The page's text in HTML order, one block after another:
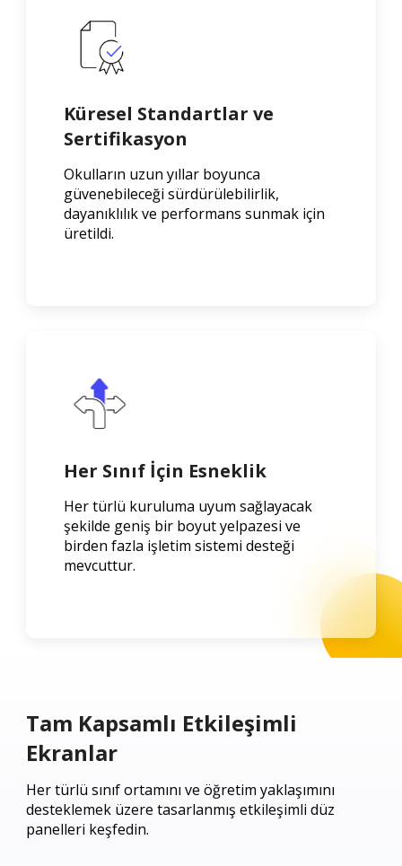
Küresel Standartlar ve
Sertifikasyon
Okulların uzun yıllar boyunca
güvenebileceği sürdürülebilirlik,
dayanıklılık ve performans sunmak için
üretildi.
Her Sınıf İçin Esneklik
Her türlü kuruluma uyum sağlayacak
şekilde geniş bir boyut yelpazesi ve
birden fazla işletim sistemi desteği
mevcuttur.
Tam Kapsamlı Etkileşimli
Ekranlar
Her türlü sınıf ortamını ve öğretim yaklaşımını
desteklemek üzere tasarlanmış etkileşimli düz
panelleri keşfedin.